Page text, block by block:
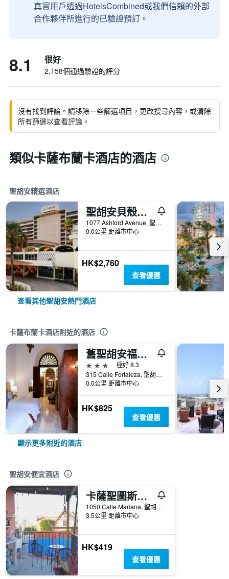
真實用戶透過HotelsCombined或我們信賴的外部
合作夥伴所進行的已驗證預訂。
8.1 很好
2,158個通過驗證的評分
沒有找到評論。請移除一些篩選項目，更改搜尋內容，或清除
所有篩選以查看評論。
類似卡薩布蘭卡酒店的酒店
聖胡安精選酒店
聖胡安貝殼海灘萬麗度假酒店 - 聖胡安
1077 Ashford Avenue, 聖胡安, 波多黎各
0.0公里 距離市中心
HK$2,760
查看優惠
查看其他聖胡安熱門酒店
卡薩布蘭卡酒店附近的酒店
舊聖胡安福塔雷薩套房酒店
3星級
極好 8.3
315 Calle Fortaleza, 聖胡安, 波多黎各
0.0公里 距離市中心
HK$825
查看優惠
顯示更多附近的酒店
聖胡安便宜酒店
卡薩聖圖斯酒店
1050 Calle Mariana, 聖胡安, 波多黎各
3.5公里 距離市中心
HK$419
查看優惠